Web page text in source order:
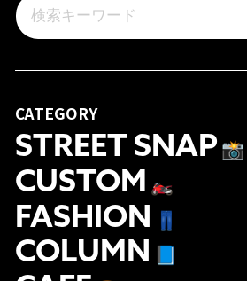
CATEGORY
STREET SNAP 📸
CUSTOM 🏍
FASHION 👖
COLUMN